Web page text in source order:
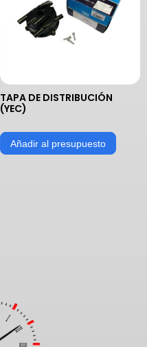
TAPA DE DISTRIBUCIÓN
(YEC)
Añadir al presupuesto